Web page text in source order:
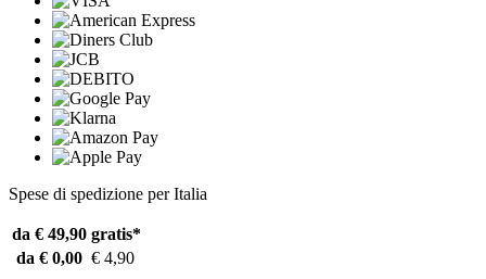
Spese di spedizione per Italia
da € 49,90 gratis*
da € 0,00 € 4,90